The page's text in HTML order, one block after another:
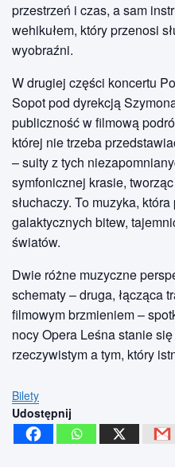
przestrzeń i czas, a sam
wehikułem, który przenosi
wyobraźni.
W drugiej części koncertu
Sopot pod dyrekcją
publiczność w filmową
której nie trzeba
– suity z tych
symfonicznej krasie,
słuchaczy. To muzyka,
galaktycznych bitew,
światów.
Dwie różne muzyczne
schematy – druga, łącząca
filmowym brzmieniem –
nocy Opera Leśna stanie
rzeczywistym a tym, który
Bilety
Udostępnij